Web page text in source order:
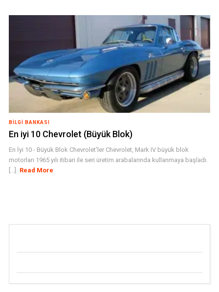
BILGI BANKASI
En iyi 10 Chevrolet (Büyük Blok)
En İyi 10 - Büyük Blok Chevrolet'ler Chevrolet, Mark IV büyük blok
motorları 1965 yılı itibari ile seri üretim arabalarında kullanmaya başladı.
[...]
Read More